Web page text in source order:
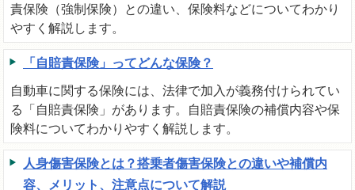
責保険（強制保険）との違い、保険料などについてわかり
やすく解説します。
「自賠責保険」ってどんな保険？
自動車に関する保険には、法律で加入が義務付けられてい
る「自賠責保険」があります。自賠責保険の補償内容や保
険料についてわかりやすく解説します。
人身傷害保険とは？搭乗者傷害保険との違いや補償内
容、メリット、注意点について解説